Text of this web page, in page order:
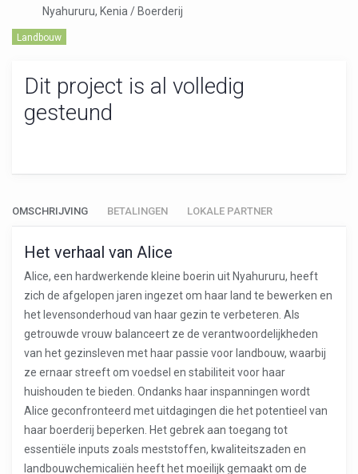
Nyahururu, Kenia / Boerderij
Landbouw
Dit project is al volledig
gesteund
OMSCHRIJVING BETALINGEN LOKALE PARTNER
Het verhaal van Alice
Alice, een hardwerkende kleine boerin uit Nyahururu, heeft
zich de afgelopen jaren ingezet om haar land te bewerken en
het levensonderhoud van haar gezin te verbeteren. Als
getrouwde vrouw balanceert ze de verantwoordelijkheden
van het gezinsleven met haar passie voor landbouw, waarbij
ze ernaar streeft om voedsel en stabiliteit voor haar
huishouden te bieden. Ondanks haar inspanningen wordt
Alice geconfronteerd met uitdagingen die het potentieel van
haar boerderij beperken. Het gebrek aan toegang tot
essentiële inputs zoals meststoffen, kwaliteitszaden en
landbouwchemicaliën heeft het moeilijk gemaakt om de